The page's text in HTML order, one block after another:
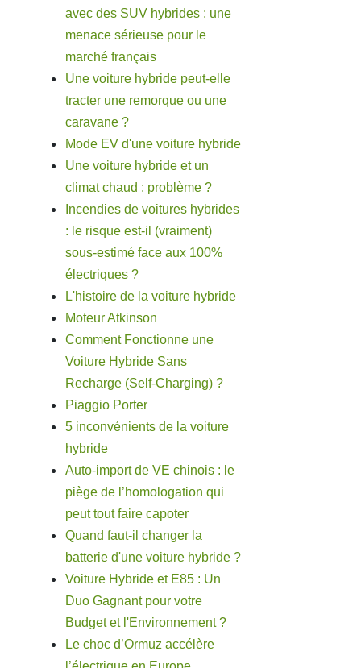
avec des SUV hybrides : une
menace sérieuse pour le
marché français
Une voiture hybride peut-elle
tracter une remorque ou une
caravane ?
Mode EV d'une voiture hybride
Une voiture hybride et un
climat chaud : problème ?
Incendies de voitures hybrides
: le risque est-il (vraiment)
sous-estimé face aux 100%
électriques ?
L'histoire de la voiture hybride
Moteur Atkinson
Comment Fonctionne une
Voiture Hybride Sans
Recharge (Self-Charging) ?
Piaggio Porter
5 inconvénients de la voiture
hybride
Auto-import de VE chinois : le
piège de l’homologation qui
peut tout faire capoter
Quand faut-il changer la
batterie d'une voiture hybride ?
Voiture Hybride et E85 : Un
Duo Gagnant pour votre
Budget et l'Environnement ?
Le choc d’Ormuz accélère